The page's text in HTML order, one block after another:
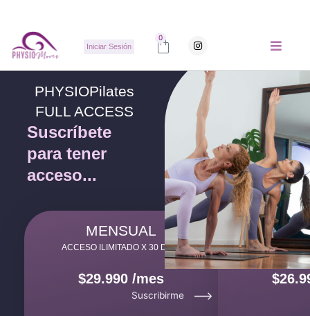
contenido
Iniciar Sesión
0
Carrito
I
n
t
r
a
m
PHYSIOPilates
FULL ACCESS
Suscríbete
para tener
acceso...
MENSUAL
ACCESO ILIMITADO X 30 DÍAS
$29.990 /mes
Suscribirme
ACCESO